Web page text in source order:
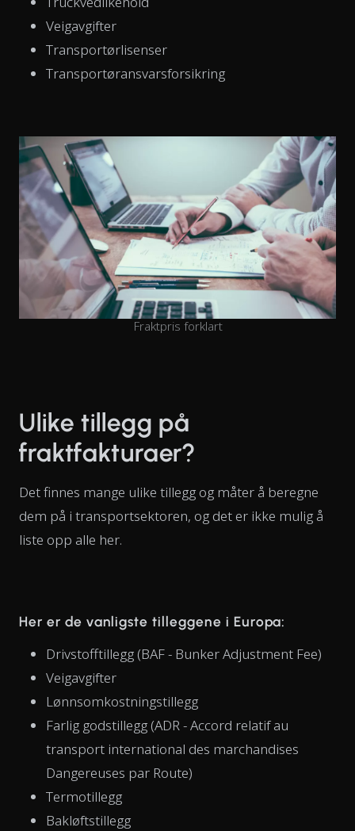
Veigavgifter
Transportørlisenser
Transportøransvarsforsikring
Fraktpris forklart
Ulike tillegg på
fraktfakturaer?
Det finnes mange ulike tillegg og måter å beregne
dem på i transportsektoren, og det er ikke mulig å
liste opp alle her.
Her er de vanligste tilleggene i Europa:
Drivstofftillegg (BAF - Bunker Adjustment Fee)
Veigavgifter
Lønnsomkostningstillegg
Farlig godstillegg (ADR - Accord relatif au
transport international des marchandises
Dangereuses par Route)
Termotillegg
Bakløftstillegg